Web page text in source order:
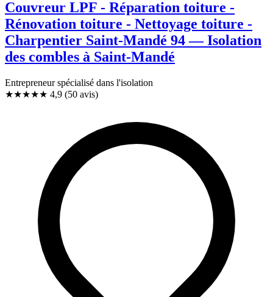
Couvreur LPF - Réparation toiture -
Rénovation toiture - Nettoyage toiture -
Charpentier Saint-Mandé 94 — Isolation
des combles à Saint-Mandé
Entrepreneur spécialisé dans l'isolation
★★★★★ 4,9 (50 avis)